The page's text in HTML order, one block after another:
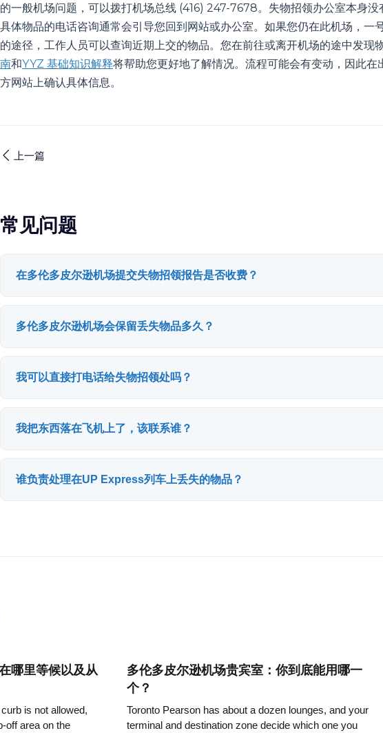
的一般机场问题，可以拨打机场总线 (416) 247-7678。失物招领办公室本身
具体物品的电话咨询通常会引导您回到网站或办公室。如果您仍在此机场，一
的途径，工作人员可以查询近期上交的物品。您在前往或离开机场的途中发现
南和YYZ 基础知识解释将帮助您更好地了解情况。流程可能会有变动，因此在
方网站上确认具体信息。
上一篇
常见问题
在多伦多皮尔逊机场提交失物招领报告是否收费？
多伦多皮尔逊机场会保留丢失物品多久？
我可以直接打电话给失物招领处吗？
我把东西落在飞机上了，该联系谁？
谁负责处理在UP Express列车上丢失的物品？
哪里等候以及从
is not allowed,
off area on the
多伦多皮尔逊机场贵宾室：你到底能用哪一
个？
Toronto Pearson has about a dozen lounges, and your
terminal and destination zone decide which one you